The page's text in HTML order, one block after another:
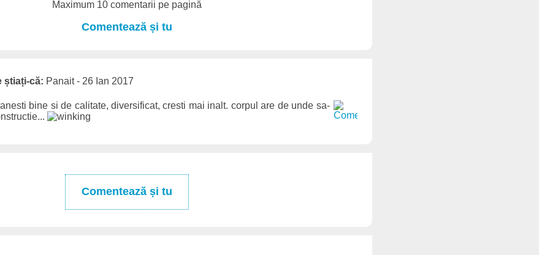
Maximum 10 comentarii pe pagină
Comentează și tu
știați-că: Panait - 26 Ian 2017
bine si de calitate, diversificat, cresti mai inalt. corpul are de unde sa-
Comentează și tu